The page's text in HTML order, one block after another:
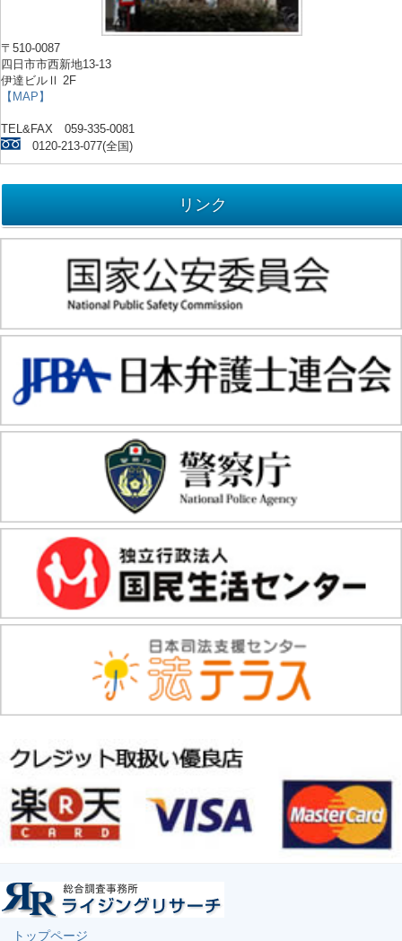
〒510-0087
四日市市西新地13-13
伊達ビルⅡ 2F
【MAP】
TEL&FAX 059-335-0081
0120-213-077(全国)
リンク
トップページ